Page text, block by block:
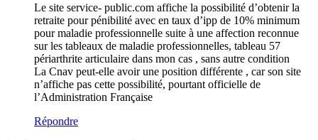
Le site service- public.com affiche la possibilité d’obtenir la
retraite pour pénibilité avec en taux d’ipp de 10% minimum
pour maladie professionnelle suite à une affection reconnue
sur les tableaux de maladie professionnelles, tableau 57
périarthrite articulaire dans mon cas , sans autre condition
La Cnav peut-elle avoir une position différente , car son site
n’affiche pas cette possibilité, pourtant officielle de
l’Administration Française
Répondre